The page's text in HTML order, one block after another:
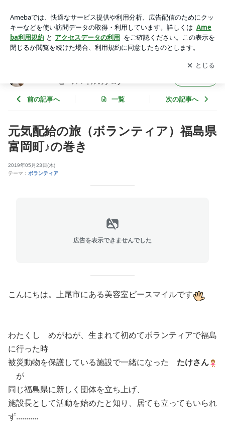
にある猫好き夫婦の小さな美容室 ピースマイルの
ブログ
アプリをダウンロードして ブログの更新通知
を受け取りまし
ょう。
開く
ピースマイルのブログ
前の記事へ 一覧 次の記事へ
元気配給の旅（ボランティア）福島県
富岡町♪の巻き
2019年05月23日(木)
テーマ： ボランティア
広告を表示できませんでした
こんにちは。上尾市にある美容室ピースマイルです
わたくし めがねが、生まれて初めてボランティアで福島
に行った時
被災動物を保護している施設で一緒になった たけさん
が
同じ福島県に新しく団体を立ち上げ、
施設長として活動を始めたと知り、居ても立ってもいられ
ず...........